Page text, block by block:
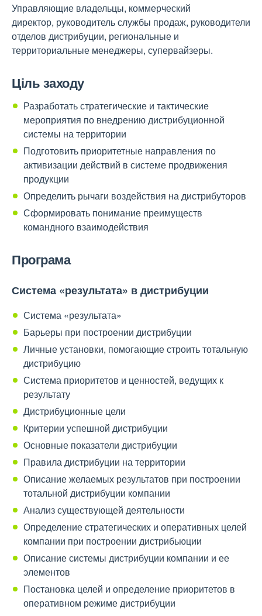
Управляющие владельцы, коммерческий
директор, руководитель службы продаж, руководители
отделов дистрибуции, региональные и
территориальные менеджеры, супервайзеры.
Ціль заходу
Разработать стратегические и тактические
мероприятия по внедрению дистрибуционной
системы на территории
Подготовить приоритетные направления по
активизации действий в системе продвижения
продукции
Определить рычаги воздействия на дистрибуторов
Сформировать понимание преимуществ
командного взаимодействия
Програма
Система «результата» в дистрибуции
Система «результата»
Барьеры при построении дистрибуции
Личные установки, помогающие строить тотальную
дистрибуцию
Система приоритетов и ценностей, ведущих к
результату
Дистрибуционные цели
Критерии успешной дистрибуции
Основные показатели дистрибуции
Правила дистрибуции на территории
Описание желаемых результатов при построении
тотальной дистрибуции компании
Анализ существующей деятельности
Определение стратегических и оперативных целей
компании при построении дистрибьюции
Описание системы дистрибуции компании и ее
элементов
Постановка целей и определение приоритетов в
оперативном режиме дистрибуции